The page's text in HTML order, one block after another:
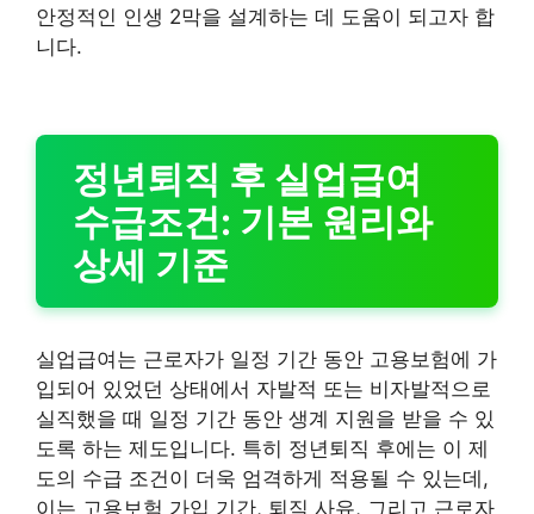
안정적인 인생 2막을 설계하는 데 도움이 되고자 합
니다.
정년퇴직 후 실업급여
수급조건: 기본 원리와
상세 기준
실업급여는 근로자가 일정 기간 동안 고용보험에 가
입되어 있었던 상태에서 자발적 또는 비자발적으로
실직했을 때 일정 기간 동안 생계 지원을 받을 수 있
도록 하는 제도입니다. 특히 정년퇴직 후에는 이 제
도의 수급 조건이 더욱 엄격하게 적용될 수 있는데,
이는 고용보험 가입 기간, 퇴직 사유, 그리고 근로자